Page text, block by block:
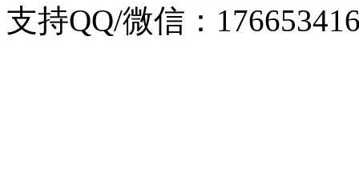
支持QQ/微信：